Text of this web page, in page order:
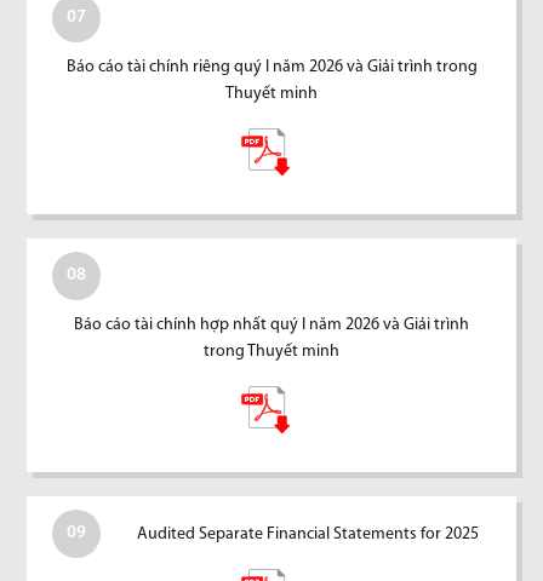
07
Báo cáo tài chính riêng quý I năm 2026 và Giải trình trong
Thuyết minh
08
Báo cáo tài chính hợp nhất quý I năm 2026 và Giải trình
trong Thuyết minh
09 Audited Separate Financial Statements for 2025